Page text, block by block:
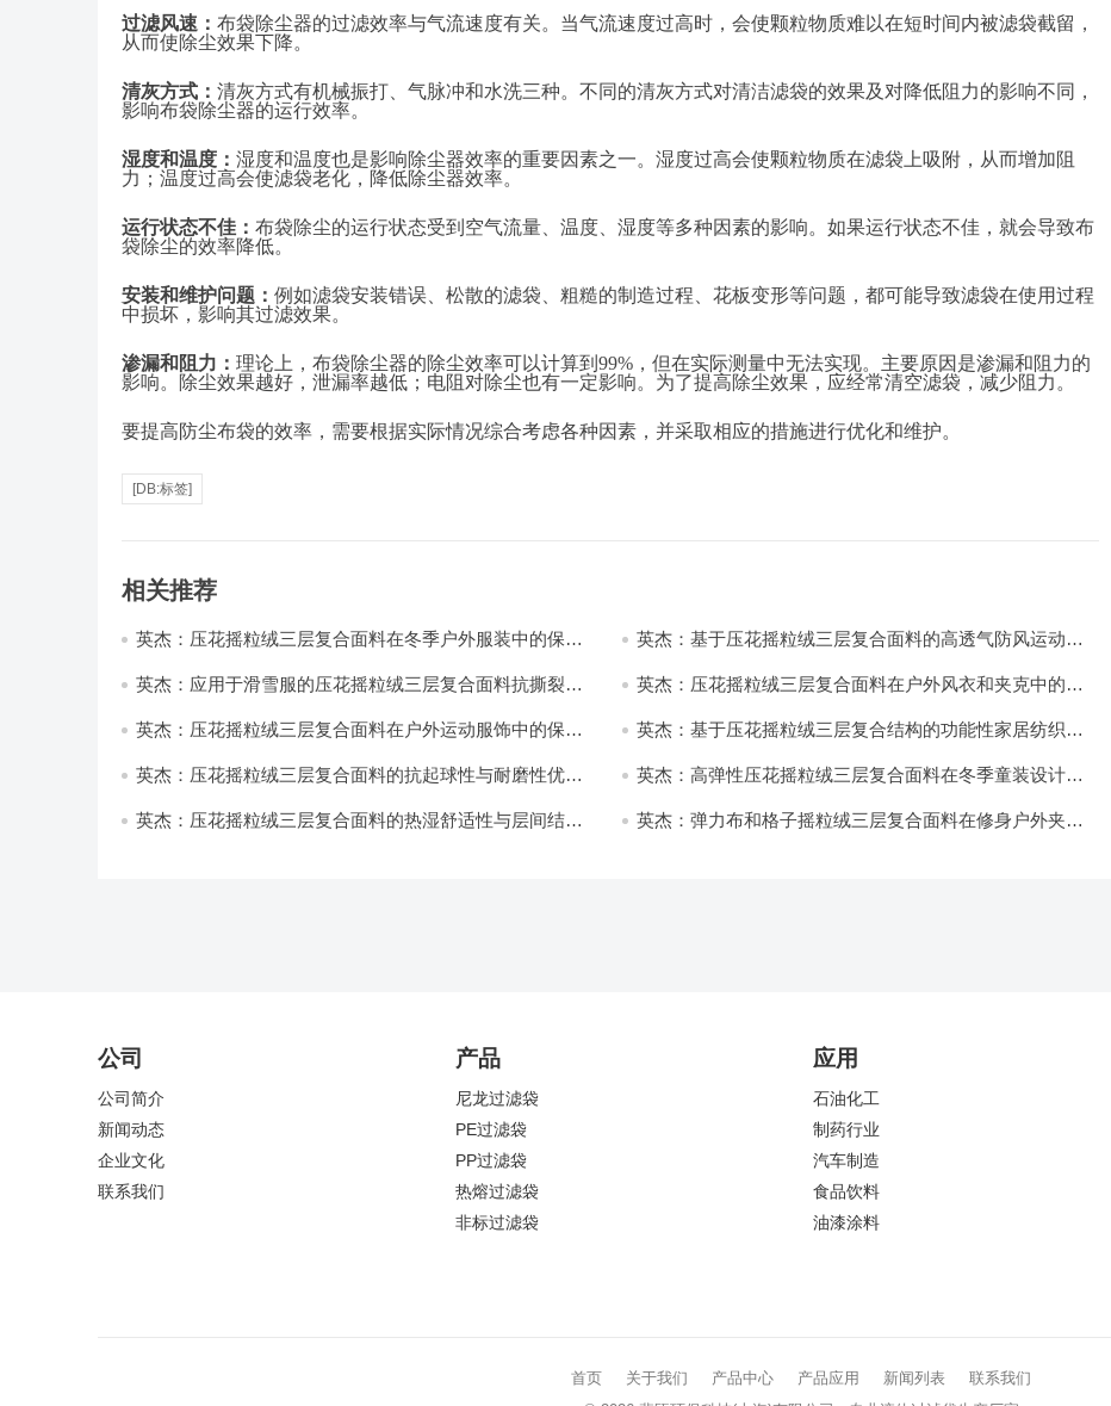
过滤风速： 布袋除尘器的过滤效率与气流速度有关。当气流速度过高时，会使颗粒物质难以在短时间内被滤袋截留，
从而使除尘效果下降。
清灰方式： 清灰方式有机械振打、气脉冲和水洗三种。不同的清灰方式对清洁滤袋的效果及对降低阻力的影响不同，
影响布袋除尘器的运行效率。
湿度和温度： 湿度和温度也是影响除尘器效率的重要因素之一。湿度过高会使颗粒物质在滤袋上吸附，从而增加阻
力；温度过高会使滤袋老化，降低除尘器效率。
运行状态不佳： 布袋除尘的运行状态受到空气流量、温度、湿度等多种因素的影响。如果运行状态不佳，就会导致布
袋除尘的效率降低。
安装和维护问题： 例如滤袋安装错误、松散的滤袋、粗糙的制造过程、花板变形等问题，都可能导致滤袋在使用过程
中损坏，影响其过滤效果。
渗漏和阻力： 理论上，布袋除尘器的除尘效率可以计算到 99%，但在实际测量中无法实现。主要原因是渗漏和阻力的
影响。除尘效果越好，泄漏率越低；电阻对除尘也有一定影响。为了提高除尘效果，应经常清空滤袋，减少阻力。
要提高防尘布袋的效率，需要根据实际情况综合考虑各种因素，并采取相应的措施进行优化和维护。
[DB:标签]
相关推荐
英杰：压花摇粒绒三层复合面料在冬季户外服装中的保暖
英杰：基于压花摇粒绒三层复合面料的高透气防风运动服
英杰：应用于滑雪服的压花摇粒绒三层复合面料抗撕裂与
英杰：压花摇粒绒三层复合面料在户外风衣和夹克中的应
英杰：压花摇粒绒三层复合面料在户外运动服饰中的保暖
英杰：基于压花摇粒绒三层复合结构的功能性家居纺织品
英杰：压花摇粒绒三层复合面料的抗起球性与耐磨性优化
英杰：高弹性压花摇粒绒三层复合面料在冬季童装设计中
英杰：压花摇粒绒三层复合面料的热湿舒适性与层间结合
英杰：弹力布和格子摇粒绒三层复合面料在修身户外夹克
公司
公司简介
新闻动态
企业文化
联系我们
产品
尼龙过滤袋
PE过滤袋
PP过滤袋
热熔过滤袋
非标过滤袋
应用
石油化工
制药行业
汽车制造
食品饮料
油漆涂料
首页 关于我们 产品中心 产品应用 新闻列表
联系我们